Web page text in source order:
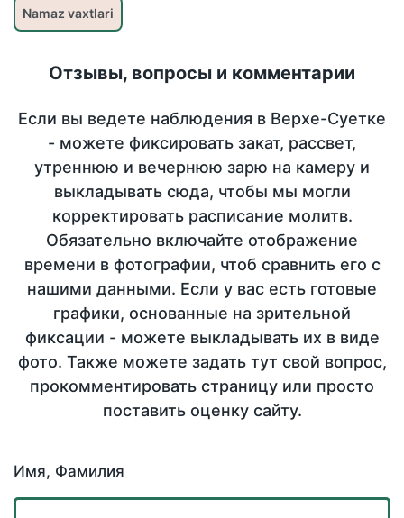
Namaz vaxtlari
Отзывы, вопросы и комментарии
Если вы ведете наблюдения в Верхе-Суетке
- можете фиксировать закат, рассвет,
утреннюю и вечернюю зарю на камеру и
выкладывать сюда, чтобы мы могли
корректировать расписание молитв.
Обязательно включайте отображение
времени в фотографии, чтоб сравнить его с
нашими данными. Если у вас есть готовые
графики, основанные на зрительной
фиксации - можете выкладывать их в виде
фото. Также можете задать тут свой вопрос,
прокомментировать страницу или просто
поставить оценку сайту.
Имя, Фамилия